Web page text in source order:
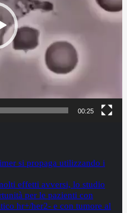
00:25
si propaga utilizzando i
effetti avversi, lo studio
per le pazienti con
hr+/her2- e con tumore al